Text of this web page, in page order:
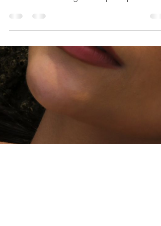
desvendou a anatomia do estilo boho chic
2025 e trouxe um guia completo para um
boho impecável!